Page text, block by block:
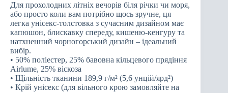
Для прохолодних літніх вечорів біля річки чи моря,
або просто коли вам потрібно щось зручне, ця
легка унісекс-толстовка з сучасним дизайном має
капюшон, блискавку спереду, кишеню-кенгуру та
натхненний чорногорський дизайн – ідеальний
вибір.
• 50% поліестер, 25% бавовна кільцевого прядіння
Airlume, 25% віскоза
• Щільність тканини 189,9 г/м² (5,6 унцій/ярд²)
• Крій унісекс (для вільного крою замовляйте на